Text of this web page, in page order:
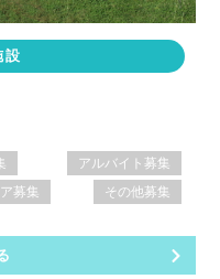
設
アルバイト募集
募集 その他募集